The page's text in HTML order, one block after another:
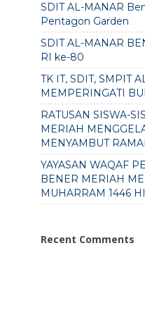
SDIT AL-MANAR
Pentagon Garden
SDIT AL-MANAR
RI ke-80
TK IT, SDIT, SMPIT
MEMPERINGATI
RATUSAN SISWA-
MERIAH
MENYAMBUT
YAYASAN WAQAF
BENER MERIAH
MUHARRAM 1446
Recent Comments